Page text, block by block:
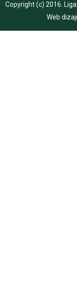
Copyright (c) 2016.
Web